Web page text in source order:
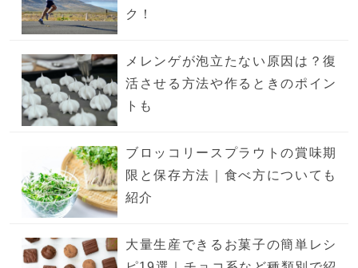
ク！
メレンゲが泡立たない原因は？復
活させる方法や作るときのポイン
トも
ブロッコリースプラウトの賞味期
限と保存方法｜食べ方についても
紹介
大量生産できるお菓子の簡単レシ